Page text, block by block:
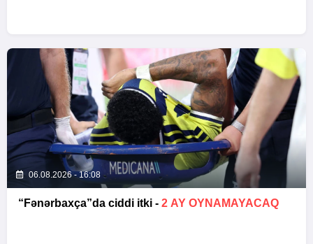
06.08.2026 - 16:08
“Fənərbaxça”da ciddi itki - 2 AY OYNAMAYACAQ